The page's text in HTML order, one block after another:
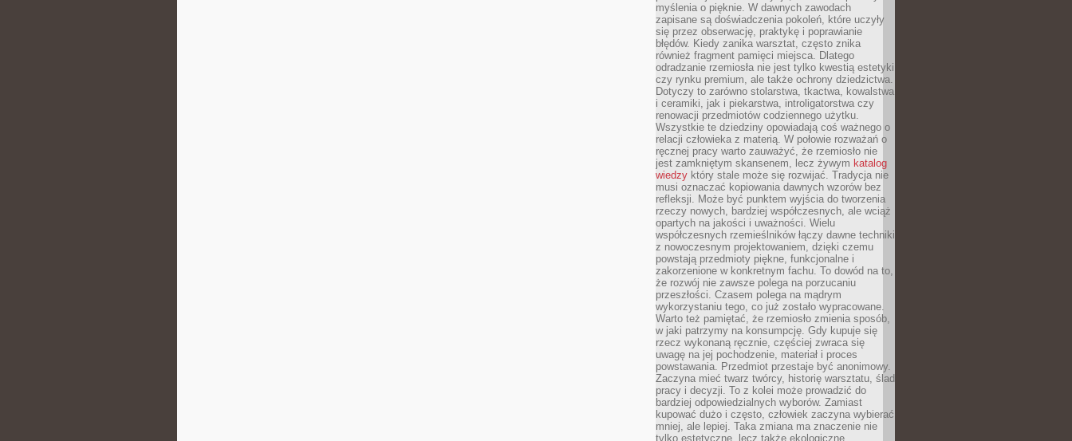
myślenia o pięknie. W dawnych zawodach
zapisane są doświadczenia pokoleń, które uczyły
się przez obserwację, praktykę i poprawianie
błędów. Kiedy zanika warsztat, często znika
również fragment pamięci miejsca. Dlatego
odradzanie rzemiosła nie jest tylko kwestią estetyki
czy rynku premium, ale także ochrony dziedzictwa.
Dotyczy to zarówno stolarstwa, tkactwa, kowalstwa
i ceramiki, jak i piekarstwa, introligatorstwa czy
renowacji przedmiotów codziennego użytku.
Wszystkie te dziedziny opowiadają coś ważnego o
relacji człowieka z materią. W połowie rozważań o
ręcznej pracy warto zauważyć, że rzemiosło nie
jest zamkniętym skansenem, lecz żywym katalog
wiedzy który stale może się rozwijać. Tradycja nie
musi oznaczać kopiowania dawnych wzorów bez
refleksji. Może być punktem wyjścia do tworzenia
rzeczy nowych, bardziej współczesnych, ale wciąż
opartych na jakości i uważności. Wielu
współczesnych rzemieślników łączy dawne techniki
z nowoczesnym projektowaniem, dzięki czemu
powstają przedmioty piękne, funkcjonalne i
zakorzenione w konkretnym fachu. To dowód na to,
że rozwój nie zawsze polega na porzucaniu
przeszłości. Czasem polega na mądrym
wykorzystaniu tego, co już zostało wypracowane.
Warto też pamiętać, że rzemiosło zmienia sposób,
w jaki patrzymy na konsumpcję. Gdy kupuje się
rzecz wykonaną ręcznie, częściej zwraca się
uwagę na jej pochodzenie, materiał i proces
powstawania. Przedmiot przestaje być anonimowy.
Zaczyna mieć twarz twórcy, historię warsztatu, ślad
pracy i decyzji. To z kolei może prowadzić do
bardziej odpowiedzialnych wyborów. Zamiast
kupować dużo i często, człowiek zaczyna wybierać
mniej, ale lepiej. Taka zmiana ma znaczenie nie
tylko estetyczne, lecz także ekologiczne.